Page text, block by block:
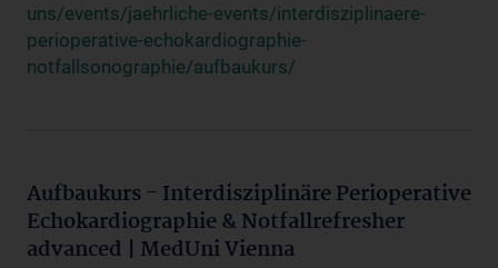
uns/events/jaehrliche-events/interdisziplinaere-
perioperative-echokardiographie-
notfallsonographie/aufbaukurs/
Aufbaukurs - Interdisziplinäre Perioperative
Echokardiographie & Notfallrefresher
advanced | MedUni Vienna